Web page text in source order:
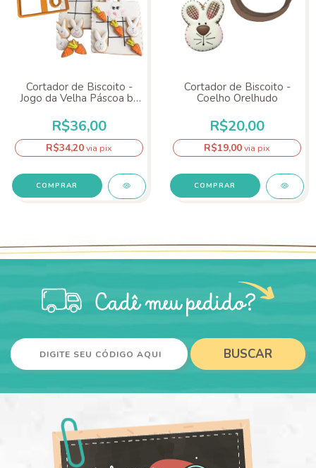
Cortador de Biscoito -
Jogo da Velha Páscoa by
R$36,00
R$34,20via pix
COMPRAR
Cortador de Biscoito -
Coelho Orelhudo
R$20,00
R$19,00via pix
COMPRAR
BUSCAR